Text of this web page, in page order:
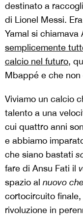
destinato a
di Lionel Messi.
Yamal si chiamava
semplicemente
calcio nel futuro,
Mbappé e che
Viviamo un calcio
talento a una
cui quattro anni
e abbiamo
che siano bastati
fare di Ansu Fati il
spazio al nuovo
cortocircuito
rivoluzione in